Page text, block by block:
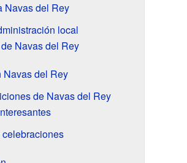
Navas del Rey
local
Navas del Rey
Navas del Rey
de Navas del Rey
celebraciones